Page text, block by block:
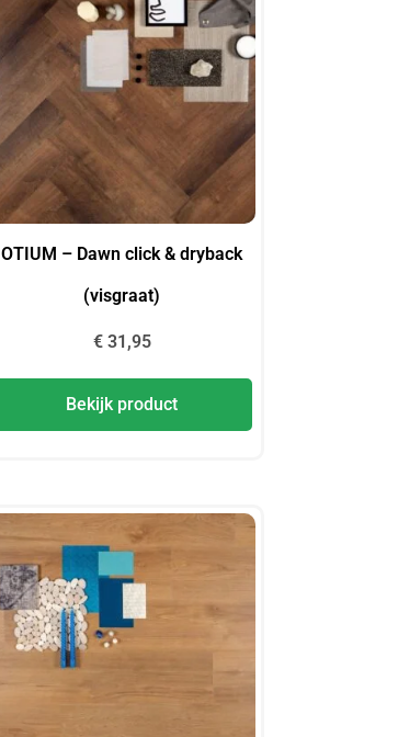
OTIUM – Dawn click & dryback
(visgraat)
€31,95
Bekijk product